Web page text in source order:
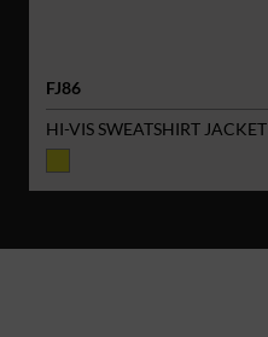
FJ86
HI-VIS SWEATSHIRT JACKET